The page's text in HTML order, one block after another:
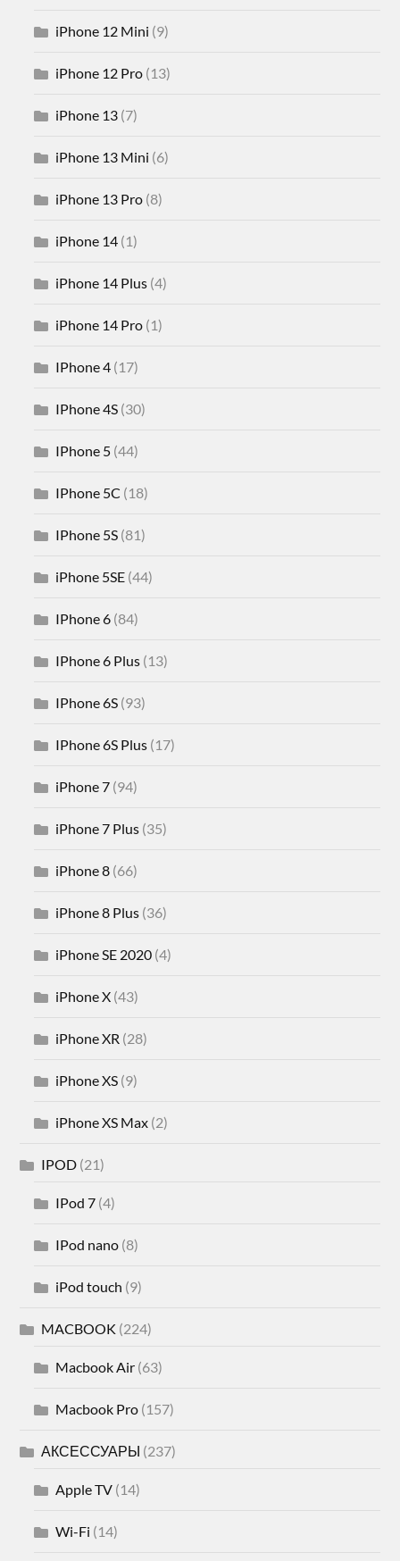
iPhone 12 Mini (9)
iPhone 12 Pro (13)
iPhone 13 (7)
iPhone 13 Mini (6)
iPhone 13 Pro (8)
iPhone 14 (1)
iPhone 14 Plus (4)
iPhone 14 Pro (1)
IPhone 4 (17)
IPhone 4S (30)
IPhone 5 (44)
IPhone 5C (18)
IPhone 5S (81)
iPhone 5SE (44)
IPhone 6 (84)
IPhone 6 Plus (13)
IPhone 6S (93)
IPhone 6S Plus (17)
iPhone 7 (94)
iPhone 7 Plus (35)
iPhone 8 (66)
iPhone 8 Plus (36)
iPhone SE 2020 (4)
iPhone X (43)
iPhone XR (28)
iPhone XS (9)
iPhone XS Max (2)
IPOD (21)
IPod 7 (4)
IPod nano (8)
iPod touch (9)
MACBOOK (224)
Macbook Air (63)
Macbook Pro (157)
АКСЕССУАРЫ (237)
Apple TV (14)
Wi-Fi (14)